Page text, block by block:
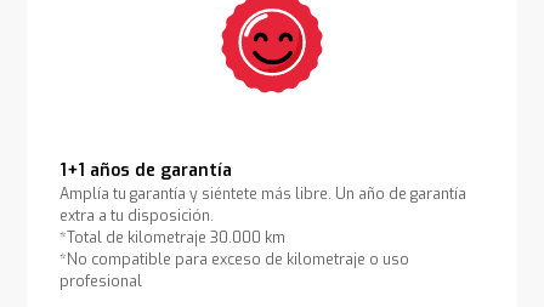
1+1 años de garantía
Amplía tu garantía y siéntete más libre. Un año de garantía
extra a tu disposición.
*Total de kilometraje 30.000 km
*No compatible para exceso de kilometraje o uso
profesional